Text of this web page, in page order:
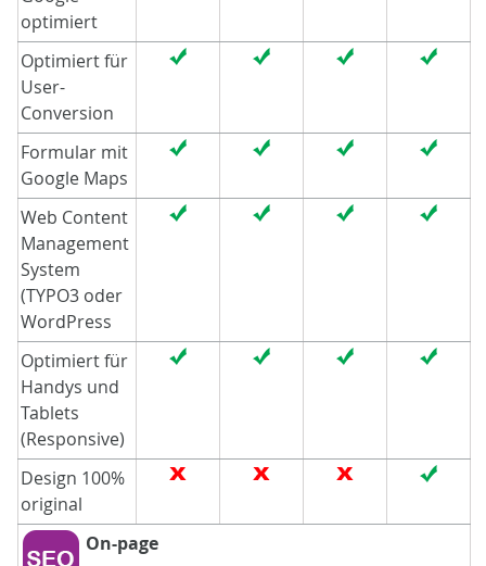
optimiert
Optimiert für
User-
Conversion
Formular mit
Google Maps
Web Content
Management
System
(TYPO3 oder
WordPress
Optimiert für
Handys und
Tablets
(Responsive)
Design 100%
original
On-page